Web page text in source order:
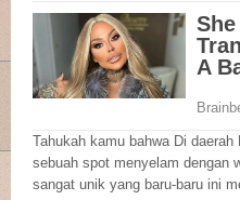
Tahukah kamu bahwa Di
sebuah spot menyelam dengan
sangat unik yang baru-baru ini